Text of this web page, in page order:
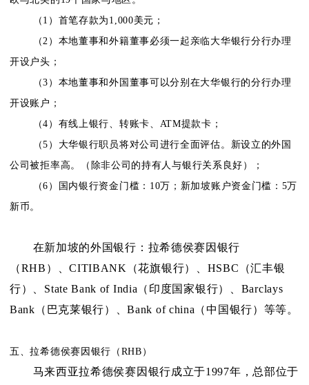
（1）首笔存款为1,000美元；
（2）本地董事和外籍董事必须一起亲临大华银行分行办理
开设户头；
（3）本地董事和外国董事可以分别在大华银行的分行办理
开设账户；
（4）有线上银行、转账卡、ATM提款卡；
（5）大华银行职员将对公司进行全面评估。新设立的外国
公司被拒率高。（除非公司的持有人与银行关系良好）；
（6）国内银行资金门槛：10万；新加坡账户资金门槛：5万
新币。
在新加坡的外国银行：拉希德侯赛因银行
（RHB）、CITIBANK（花旗银行）、HSBC（汇丰银
行）、State Bank of India（印度国家银行）、Barclays
Bank（巴克莱银行）、Bank of china（中国银行）等等。
五、拉希德侯赛因银行（RHB）
马来西亚拉希德侯赛因银行成立于1997年，总部位于